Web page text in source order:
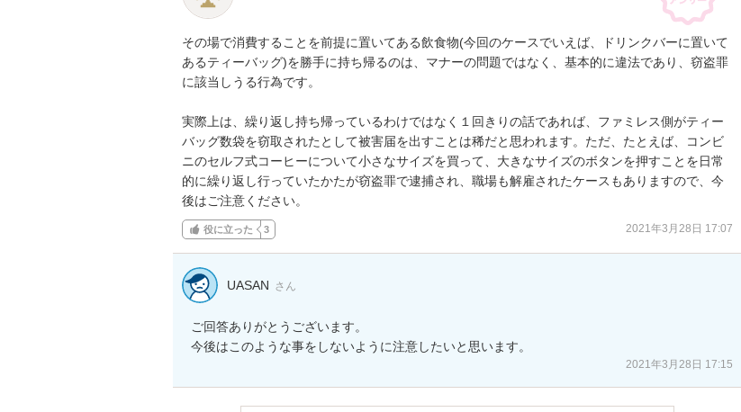
その場で消費することを前提に置いてある飲食物(今回のケースでいえば、ドリンクバーに置いて
あるティーバッグ)を勝手に持ち帰るのは、マナーの問題ではなく、基本的に違法であり、窃盗罪
に該当しうる行為です。
実際上は、繰り返し持ち帰っているわけではなく１回きりの話であれば、ファミレス側がティー
バッグ数袋を窃取されたとして被害届を出すことは稀だと思われます。ただ、たとえば、コンビ
ニのセルフ式コーヒーについて小さなサイズを買って、大きなサイズのボタンを押すことを日常
的に繰り返し行っていたかたが窃盗罪で逮捕され、職場も解雇されたケースもありますので、今
後はご注意ください。
役に立った 3 2021年3月28日 17:07
UASAN さん
ご回答ありがとうございます。
今後はこのような事をしないように注意したいと思います。
2021年3月28日 17:15